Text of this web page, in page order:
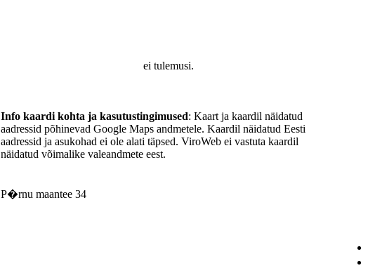
ei tulemusi.
Info kaardi kohta ja kasutustingimused: Kaart ja kaardil näidatud
aadressid põhinevad Google Maps andmetele. Kaardil näidatud Eesti
aadressid ja asukohad ei ole alati täpsed. ViroWeb ei vastuta kaardil
näidatud võimalike valeandmete eest.
P�rnu maantee 34